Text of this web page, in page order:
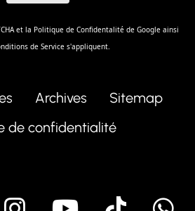
et la Politique de Confidentalité de Google ainsi
de Service s'appliquent.
Archives
Sitemap
de confidentialité
Instagram
Youtube
Tik